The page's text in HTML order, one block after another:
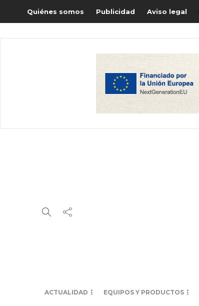
Quiénes somos Publicidad Aviso legal
ACTUALIDAD EQUIPOS Y PRODUCTOS